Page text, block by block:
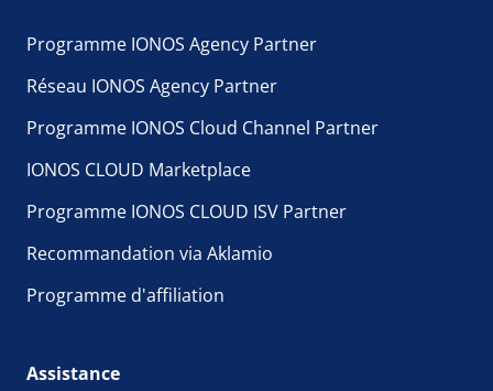
Programme IONOS Agency Partner
Réseau IONOS Agency Partner
Programme IONOS Cloud Channel Partner
IONOS CLOUD Marketplace
Programme IONOS CLOUD ISV Partner
Recommandation via Aklamio
Programme d'affiliation
Assistance